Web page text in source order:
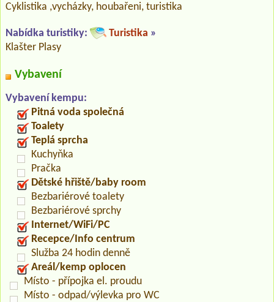
Cyklistika ,vycházky, houbařeni, turistika
Nabídka turistiky: Turistika »
Klašter Plasy
Vybavení
Vybavení kempu:
Pitná voda společná
Toalety
Teplá sprcha
Kuchyňka
Pračka
Dětské hřiště/baby room
Bezbariérové toalety
Bezbariérové sprchy
Internet/WiFi/PC
Recepce/Info centrum
Služba 24 hodin denně
Areál/kemp oplocen
Místo - přípojka el. proudu
Místo - odpad/výlevka pro WC